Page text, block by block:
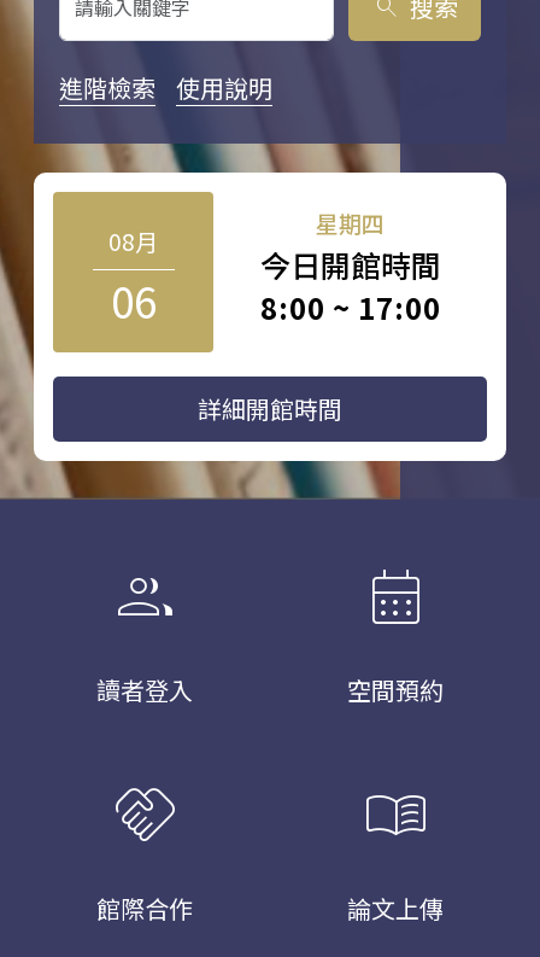
search
進階檢索 使用說明
08月
06
星期四
今日開館時間
8:00 ~ 17:00
詳細開館時間
group
讀者登入
calendar_month
空間預約
handshake
館際合作
menu_book
論文上傳